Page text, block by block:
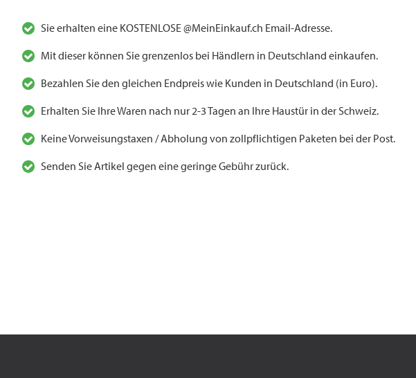
Sie erhalten eine KOSTENLOSE @MeinEinkauf.ch Email-Adresse.
Mit dieser können Sie grenzenlos bei Händlern in Deutschland einkaufen.
Bezahlen Sie den gleichen Endpreis wie Kunden in Deutschland (in Euro).
Erhalten Sie Ihre Waren nach nur 2-3 Tagen an Ihre Haustür in der Schweiz.
Keine Vorweisungstaxen / Abholung von zollpflichtigen Paketen bei der Post.
Senden Sie Artikel gegen eine geringe Gebühr zurück.